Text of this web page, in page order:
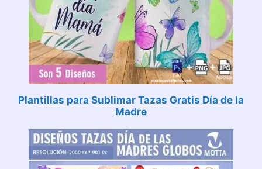
Plantillas para Sublimar Tazas Gratis Día de la
Madre